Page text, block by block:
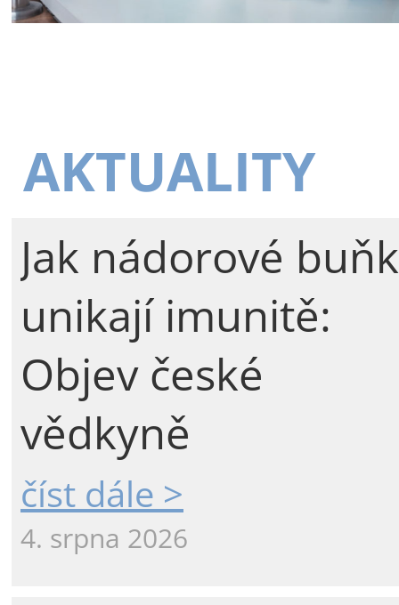
AKTUALITY
Jak nádorové
unikají imunitě:
Objev české
vědkyně
číst dále >
4. srpna 2026